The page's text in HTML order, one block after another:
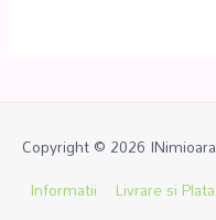
Copyright © 2026 INimioara
Informatii
Livrare si Plata